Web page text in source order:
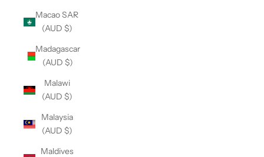
Macao SAR
(AUD $)
Madagascar
(AUD $)
Malawi
(AUD $)
Malaysia
(AUD $)
Maldives